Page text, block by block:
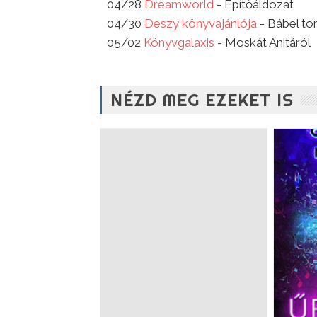
04/28 Dreamworld - Építőáldozat
04/30 Deszy könyvajánlója - Bábel
05/02 Könyvgalaxis - Moskát Anitáról
NÉZD MEG EZEKET IS